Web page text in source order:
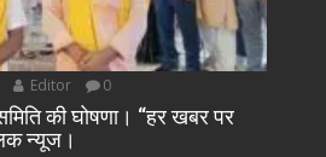
Editor 0
की घोषणा। “हर खबर पर
न्यूज।